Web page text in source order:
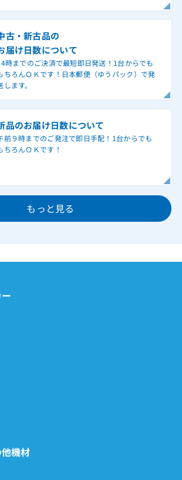
古・新古品の
届け日数について
時までのご決済で最短即日発送！1台からでも
ちろんＯＫです！日本郵便（ゆうパック）で発
します。
品のお届け日数について
前９時までのご発注で即日手配！1台からでも
ちろんＯＫです！
もっと見る
機材